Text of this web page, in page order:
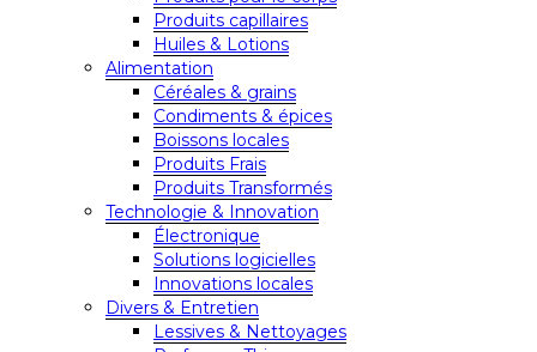
Produits capillaires
Huiles & Lotions
Alimentation
Céréales & grains
Condiments & épices
Boissons locales
Produits Frais
Produits Transformés
Technologie & Innovation
Électronique
Solutions logicielles
Innovations locales
Divers & Entretien
Lessives & Nettoyages